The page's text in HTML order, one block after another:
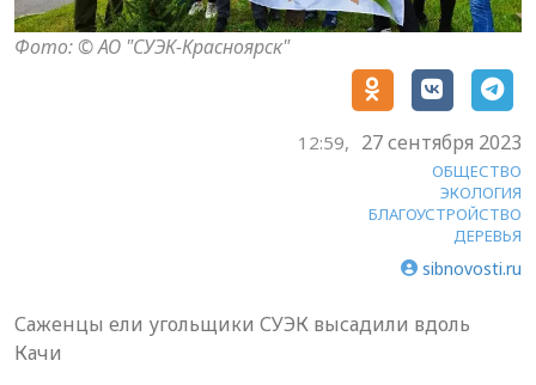
Фото: © АО "СУЭК-Красноярск"
12:59, 27 сентября 2023
ОБЩЕСТВО
ЭКОЛОГИЯ
БЛАГОУСТРОЙСТВО
ДЕРЕВЬЯ
sibnovosti.ru
Саженцы ели угольщики СУЭК высадили вдоль
Качи